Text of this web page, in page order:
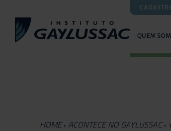
QUEM
HOME » ACONTECE NO GAYLUSSAC »